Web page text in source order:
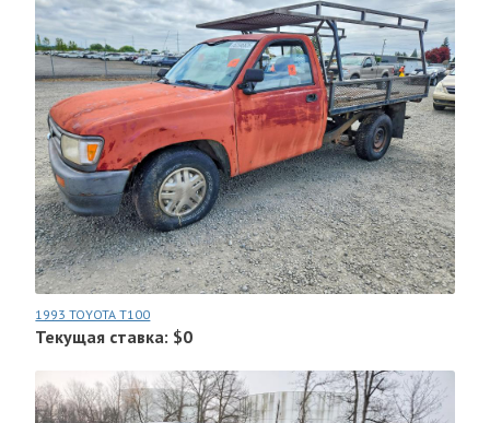
1993 TOYOTA T100
Текущая ставка: $0